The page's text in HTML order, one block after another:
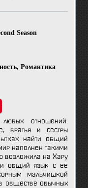
Season
, Романтика
отношений.
братья и сестры
найти общий
наполнен такими
возложила на Хару
общий язык с ее
мальчишкой
обществе обычных